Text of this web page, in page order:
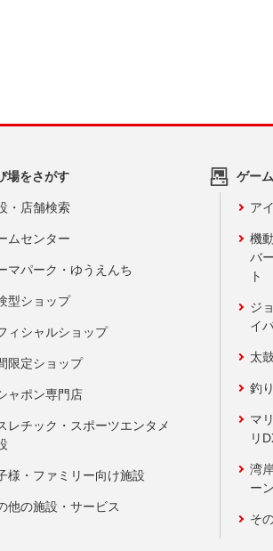
場をさがす
・店舗検索
ムセンター
マパーク・ゆうえんち
型ショップ
ィシャルショップ
限定ショップ
ャポン専門店
レチック・スポーツエンタメ
様・ファミリー向け施設
他の施設・サービス
ゲー
ア
機
バ
ト
ジ
イ
太
釣
マ
リ
湾
ー
そ